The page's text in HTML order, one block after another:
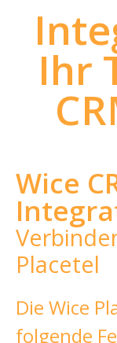
Ihr
Wice
Placetel
Die Wice
folgende